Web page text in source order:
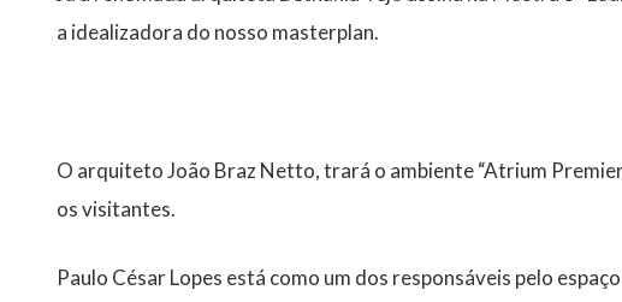
a idealizadora do nosso masterplan.
O arquiteto João Braz Netto, trará o ambiente “Atrium
os visitantes.
Paulo César Lopes está como um dos responsáveis pelo